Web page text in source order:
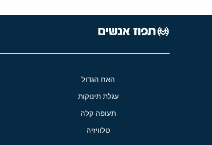
האח הגדול
עגלת תינוקות
תעופה קלה
טלוויזיה